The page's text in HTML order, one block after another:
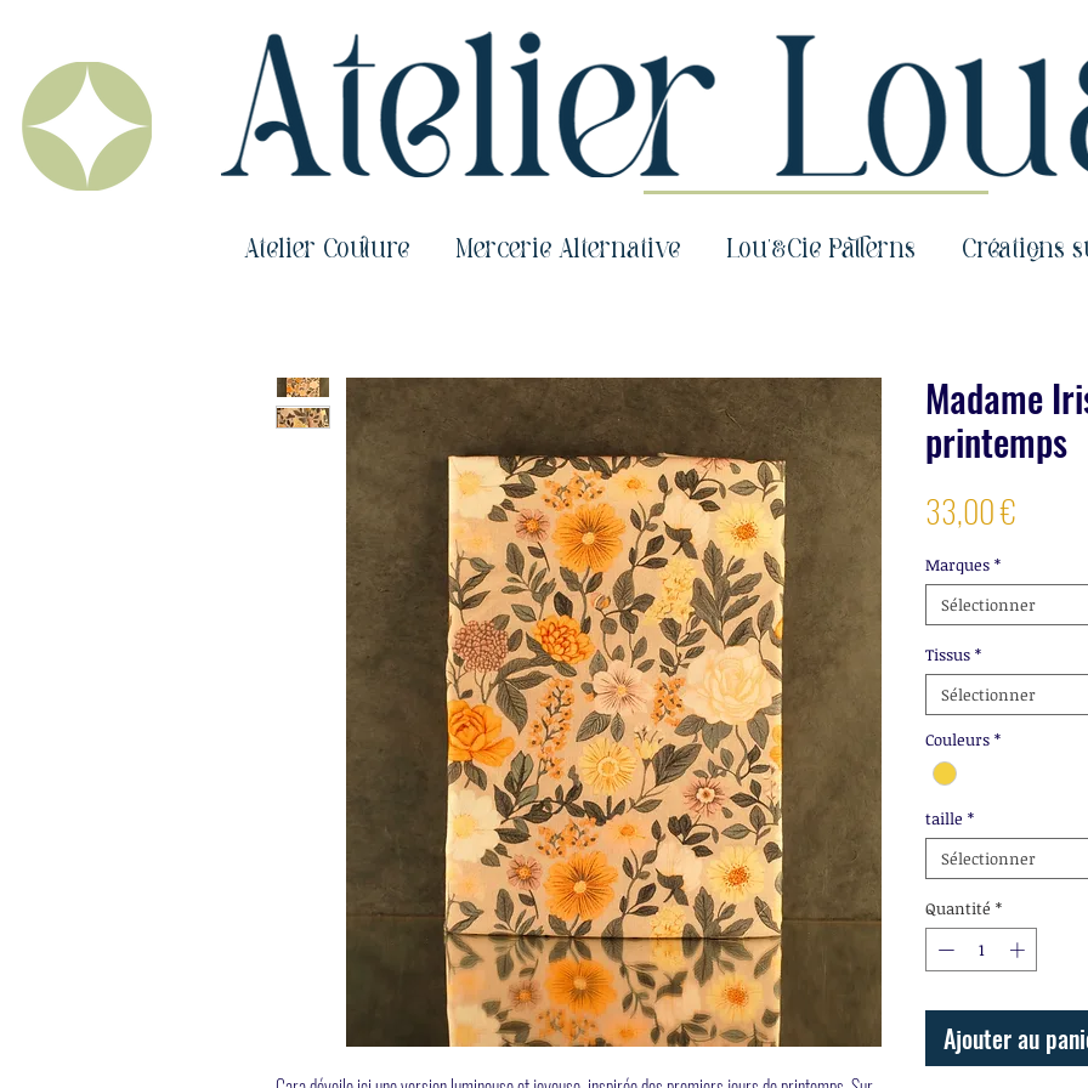
Atelier Couture Mercerie Alternative Lou'&Cie Patterns Créations
Madame
printemps
33,00 €
Marques *
Sélectionner
Tissus *
Sélectionner
Couleurs *
taille *
Sélectionner
Quantité *
Ajouter au